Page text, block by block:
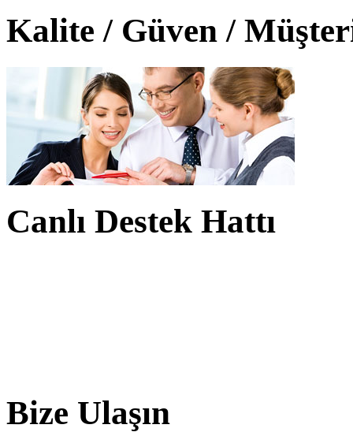
Kalite / Güven /
Canlı Destek Hattı
Bize Ulaşın